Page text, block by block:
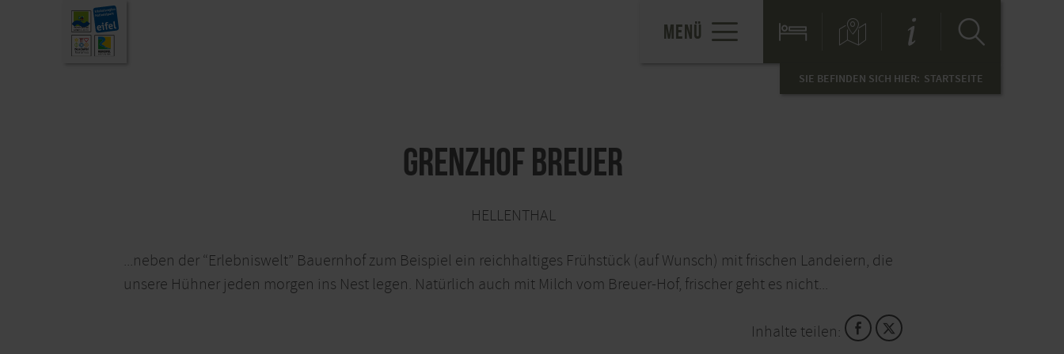
MENÜ
SIE BEFINDEN SICH HIER: STARTSEITE
Grenzhof Breuer
HELLENTHAL
...neben der “Erlebniswelt” Bauernhof zum Beispiel ein reichhaltiges Frühstück (auf Wunsch) mit frischen Landeiern, die
unsere Hühner jeden morgen ins Nest legen. Natürlich auch mit Milch vom Breuer-Hof, frischer geht es nicht...
Inhalte teilen: